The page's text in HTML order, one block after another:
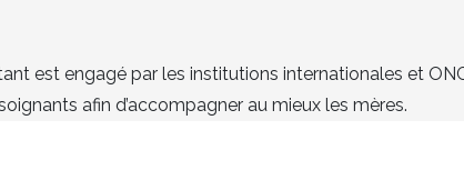
est engagé par les institutions internationales et
afin d’accompagner au mieux les mères.